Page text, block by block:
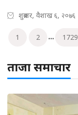
शुक्रबार, वैशाख ६, २०७६
1 2 ... 1729
ताजा समाचार